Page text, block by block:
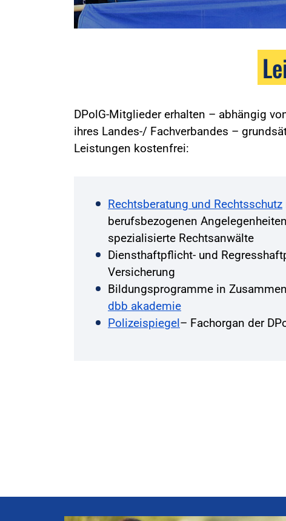
DPolG-Mitglieder erhalten – abhängig
ihres Landes-/ Fachverbandes –
Leistungen kostenfrei:
Rechtsberatung und Rechtsschutz
berufsbezogenen
spezialisierte Rechtsanwälte
Diensthaftpflicht- und
Versicherung
Bildungsprogramme in
dbb akademie
Polizeispiegel– Fachorgan der